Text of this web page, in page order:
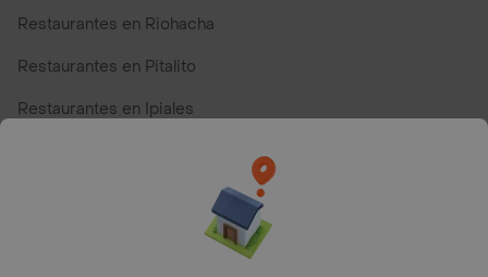
Restaurantes en Riohacha
Restaurantes en Pitalito
Restaurantes en Ipiales
Top Marcas y Cadenas de Restaurantes
Restaurantes cerca de mi para pedir Comida a Domicilio -